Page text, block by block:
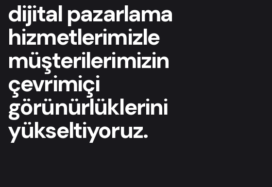
dijital pazarlama
hizmetlerimizle
müşterilerimizin
çevrimiçi
görünürlüklerini
yükseltiyoruz.